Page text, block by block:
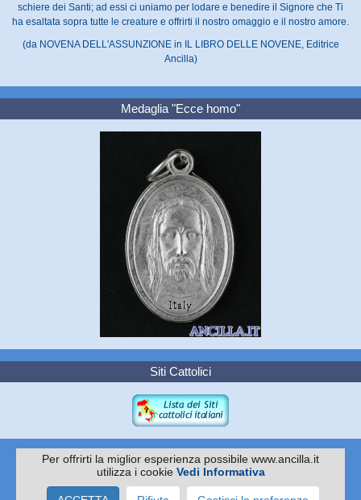
schiere dei Santi; ad essi ci uniamo per lodare e benedire il Signore che Ti
ha esaltata sopra tutte le creature e offrirti il nostro omaggio e il nostro amore.
(da NOVENA DELL'ASSUNZIONE in IL LIBRO DELLE NOVENE, Editrice
Ancilla)
Medaglia "Ecce homo"
Siti Cattolici
Via I. Pittoni 59/61 - 31015 Conegliano TV
Per offrirti la miglior esperienza possibile www.ancilla.it
utilizza i cookie Vedi Informativa